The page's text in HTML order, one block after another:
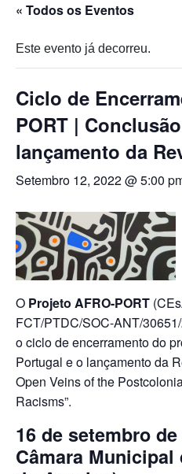
« Todos os Eventos
Este evento já decorreu.
Ciclo de
PORT |
lançamento da
Setembro 12, 2022 @ 5:00
O Projeto AFRO-PORT
FCT/PTDC/SOC-ANT/
o ciclo de encerramento do
Portugal e o lançamento da
Open Veins of the
Racisms”.
16 de setembro de
Câmara Municipal